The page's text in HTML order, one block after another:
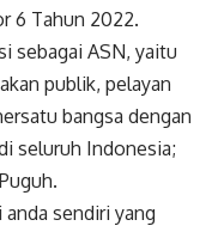
6 Tahun 2022.
sebagai ASN, yaitu
publik, pelayan
bangsa dengan
seluruh Indonesia;
anda sendiri yang